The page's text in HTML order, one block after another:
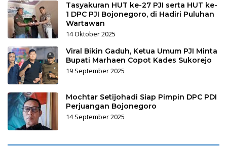
Tasyakuran HUT ke-27 PJI serta HUT ke-
1 DPC PJI Bojonegoro, di Hadiri Puluhan
Wartawan
14 Oktober 2025
Viral Bikin Gaduh, Ketua Umum PJI Minta
Bupati Marhaen Copot Kades Sukorejo
19 September 2025
Mochtar Setijohadi Siap Pimpin DPC PDI
Perjuangan Bojonegoro
14 September 2025